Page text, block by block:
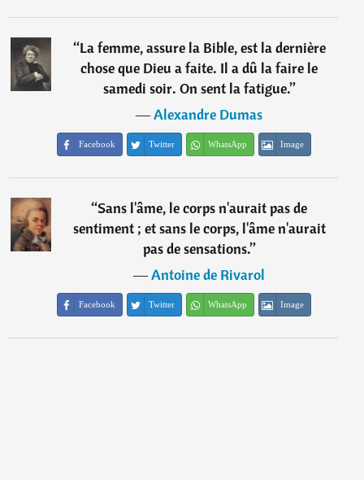
“La femme, assure la Bible, est la dernière
chose que Dieu a faite. Il a dû la faire le
samedi soir. On sent la fatigue.”
―Alexandre Dumas
Facebook Twitter WhatsApp Image
“Sans l'âme, le corps n'aurait pas de
sentiment ; et sans le corps, l'âme n'aurait
pas de sensations.”
―Antoine de Rivarol
Facebook Twitter WhatsApp Image